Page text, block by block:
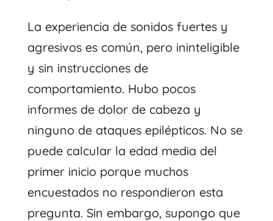
La experiencia de sonidos fuertes y
agresivos es común, pero ininteligible
y sin instrucciones de
comportamiento. Hubo pocos
informes de dolor de cabeza y
ninguno de ataques epilépticos. No se
puede calcular la edad media del
primer inicio porque muchos
encuestados no respondieron esta
pregunta. Sin embargo, supongo que